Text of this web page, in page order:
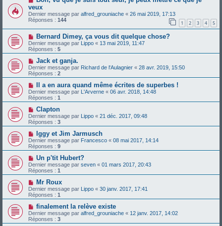
veux
Dernier message par alfred_grouniache « 26 mai 2019, 17:13
Réponses : 144 1 2 3 4 5
Bernard Dimey, ça vous dit quelque chose?
Dernier message par Lippo « 13 mai 2019, 11:47
Réponses : 5
Jack et ganja.
Dernier message par Richard de l'Aulagnier « 28 avr. 2019, 15:50
Réponses : 2
Il a en aura quand même écrites de superbes !
Dernier message par L'Arverne « 06 avr. 2018, 14:48
Réponses : 1
Clapton
Dernier message par Lippo « 21 déc. 2017, 09:48
Réponses : 3
Iggy et Jim Jarmusch
Dernier message par Francesco « 08 mai 2017, 14:14
Réponses : 9
Un p'tit Hubert?
Dernier message par seven « 01 mars 2017, 20:43
Réponses : 1
Mr Roux
Dernier message par Lippo « 30 janv. 2017, 17:41
Réponses : 1
finalement la relève existe
Dernier message par alfred_grouniache « 12 janv. 2017, 14:02
Réponses : 3